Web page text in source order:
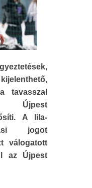
tavasszal
Újpest
A lila-
jogot
válogatott
az Újpest